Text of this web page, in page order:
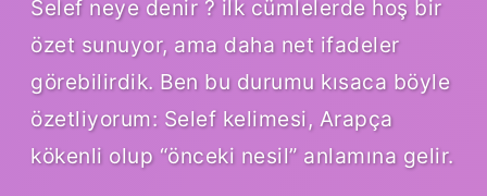
Selef neye denir ? ilk cümlelerde hoş bir
özet sunuyor, ama daha net ifadeler
görebilirdik. Ben bu durumu kısaca böyle
özetliyorum: Selef kelimesi, Arapça
kökenli olup “önceki nesil” anlamına gelir.